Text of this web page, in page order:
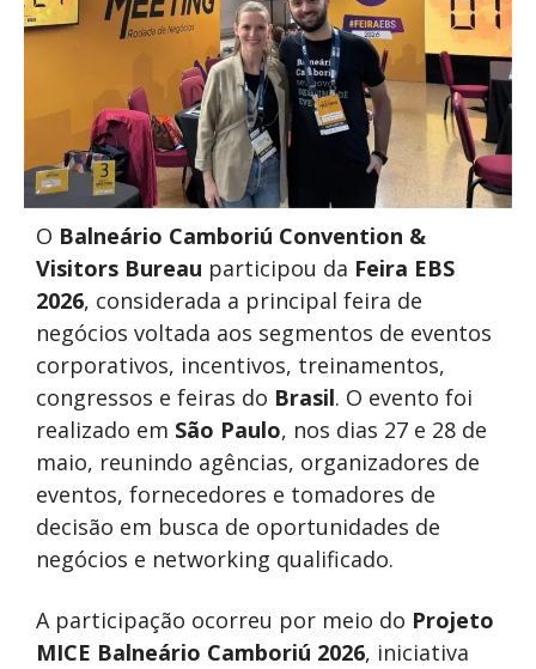
O Balneário Camboriú Convention &
Visitors Bureau participou da Feira EBS
2026, considerada a principal feira de
negócios voltada aos segmentos de eventos
corporativos, incentivos, treinamentos,
congressos e feiras do Brasil. O evento foi
realizado em São Paulo, nos dias 27 e 28 de
maio, reunindo agências, organizadores de
eventos, fornecedores e tomadores de
decisão em busca de oportunidades de
negócios e networking qualificado.
A participação ocorreu por meio do Projeto
MICE Balneário Camboriú 2026, iniciativa